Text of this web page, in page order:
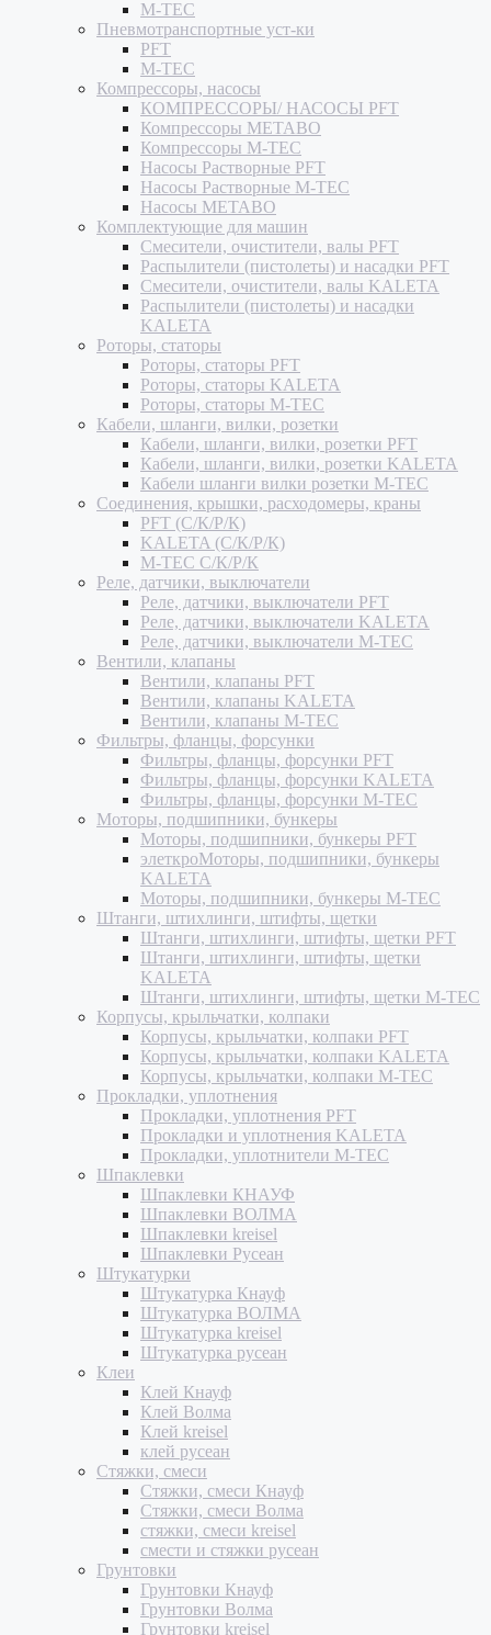
M-TEC
Пневмотранспортные уст-ки
PFT
M-TEC
Компрессоры, насосы
КОМПРЕССОРЫ/ НАСОСЫ PFT
Компрессоры METABO
Компрессоры M-TEC
Насосы Растворные PFT
Насосы Растворные M-TEC
Насосы METABO
Комплектующие для машин
Смесители, очистители, валы PFT
Распылители (пистолеты) и насадки PFT
Смесители, очистители, валы KALETA
Распылители (пистолеты) и насадки
KALETA
Роторы, статоры
Роторы, статоры PFT
Роторы, статоры KALETA
Роторы, статоры M-TEC
Кабели, шланги, вилки, розетки
Кабели, шланги, вилки, розетки PFT
Кабели, шланги, вилки, розетки KALETA
Кабели шланги вилки розетки M-TEC
Соединения, крышки, расходомеры, краны
PFT (С/К/Р/К)
KALETA (С/К/Р/К)
M-TEC С/К/Р/К
Реле, датчики, выключатели
Реле, датчики, выключатели PFT
Реле, датчики, выключатели KALETA
Реле, датчики, выключатели M-TEC
Вентили, клапаны
Вентили, клапаны PFT
Вентили, клапаны KALETA
Вентили, клапаны M-TEC
Фильтры, фланцы, форсунки
Фильтры, фланцы, форсунки PFT
Фильтры, фланцы, форсунки KALETA
Фильтры, фланцы, форсунки M-TEC
Моторы, подшипники, бункеры
Моторы, подшипники, бункеры PFT
элеткроМоторы, подшипники, бункеры
KALETA
Моторы, подшипники, бункеры M-TEC
Штанги, штихлинги, штифты, щетки
Штанги, штихлинги, штифты, щетки PFT
Штанги, штихлинги, штифты, щетки
KALETA
Штанги, штихлинги, штифты, щетки M-TEC
Корпусы, крыльчатки, колпаки
Корпусы, крыльчатки, колпаки PFT
Корпусы, крыльчатки, колпаки KALETA
Корпусы, крыльчатки, колпаки M-TEC
Прокладки, уплотнения
Прокладки, уплотнения PFT
Прокладки и уплотнения KALETA
Прокладки, уплотнители M-TEC
Шпаклевки
Шпаклевки КНАУФ
Шпаклевки ВОЛМА
Шпаклевки kreisel
Шпаклевки Русеан
Штукатурки
Штукатурка Кнауф
Штукатурка ВОЛМА
Штукатурка kreisel
Штукатурка русеан
Клеи
Клей Кнауф
Клей Волма
Клей kreisel
клей русеан
Стяжки, смеси
Стяжки, смеси Кнауф
Стяжки, смеси Волма
стяжки, смеси kreisel
смести и стяжки русеан
Грунтовки
Грунтовки Кнауф
Грунтовки Волма
Грунтовки kreisel